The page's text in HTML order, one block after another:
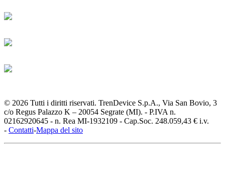
© 2026 Tutti i diritti riservati. TrenDevice S.p.A., Via San Bovio, 3
c/o Regus Palazzo K – 20054 Segrate (MI). - P.IVA n.
02162920645 - n. Rea MI-1932109 - Cap.Soc. 248.059,43 € i.v.
- Contatti-Mappa del sito